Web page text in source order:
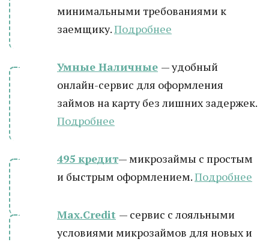
минимальными требованиями к
заемщику.Подробнее
Умные Наличные — удобный
онлайн-сервис для оформления
займов на карту без лишних задержек.
Подробнее
495 кредит— микрозаймы с простым
и быстрым оформлением.Подробнее
Max.Credit — сервис с лояльными
условиями микрозаймов для новых и